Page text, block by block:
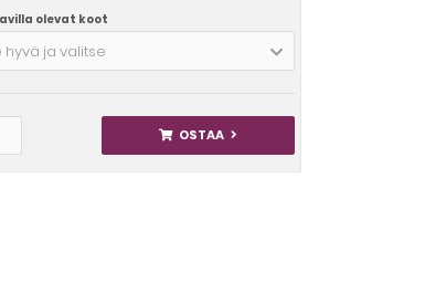
olevat koot
hyvä ja valitse
OSTAA